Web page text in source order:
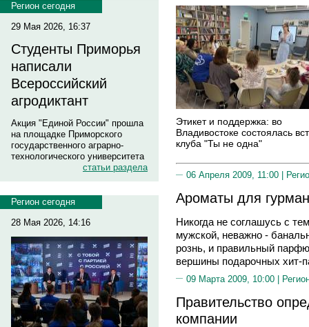
Регион сегодня
29 Мая 2026, 16:37
Студенты Приморья
написали
Всероссийский
агродиктант
Акция "Единой России" прошла
на площадке Приморского
государственного аграрно-
технологического университета
статьи раздела
Регион сегодня
28 Мая 2026, 14:16
Этикет и поддержка: во
Владивостоке состоялась
клуба "Ты не одна"
06 Апреля 2009, 11:00 |
Ароматы для
Никогда не соглашусь с
мужской, неважно -
рознь, и правильный
вершины подарочных хит-
09 Марта 2009, 10:00 |
Правительство
компании